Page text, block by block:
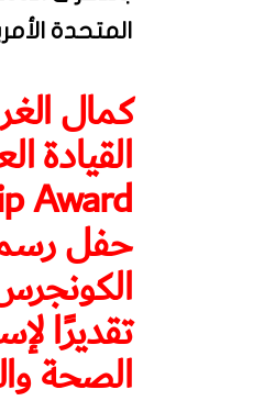
المتحدة
كمال
حفل
تقديرًا
الصحة